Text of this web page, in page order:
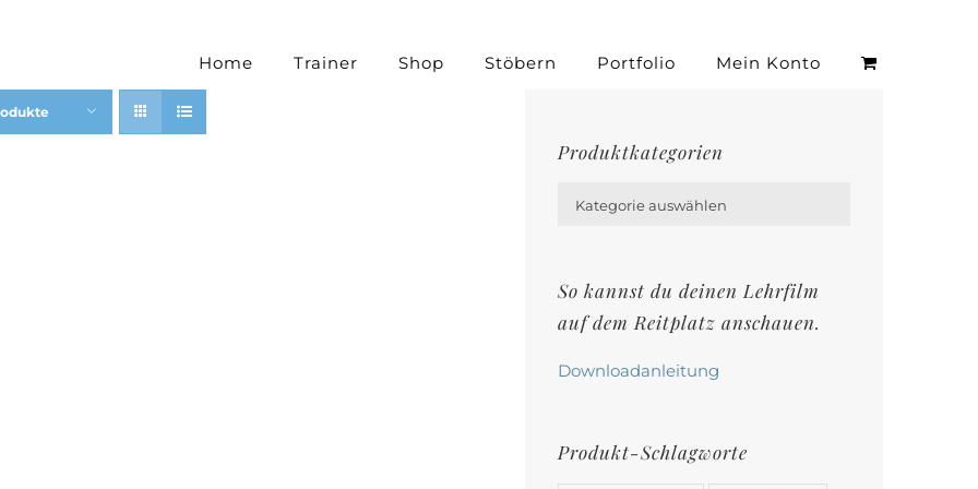
Home Trainer Shop Stöbern Portfolio Mein Konto
Produktkategorien
Kategorie auswählen
So kannst du deinen Lehrfilm
auf dem Reitplatz anschauen.
Downloadanleitung
Produkt-Schlagworte